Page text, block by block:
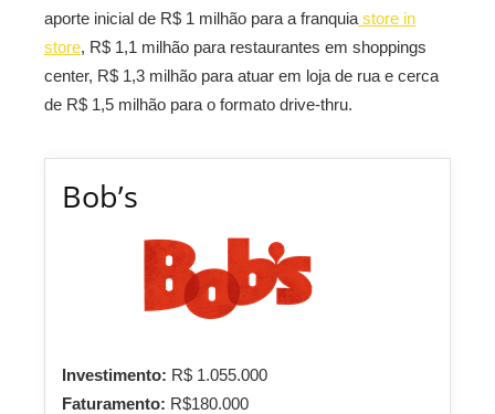
aporte inicial de R$ 1 milhão para a franquia store in
store, R$ 1,1 milhão para restaurantes em shoppings
center, R$ 1,3 milhão para atuar em loja de rua e cerca
de R$ 1,5 milhão para o formato drive-thru.
Bob’s
Investimento: R$ 1.055.000
Faturamento: R$180.000